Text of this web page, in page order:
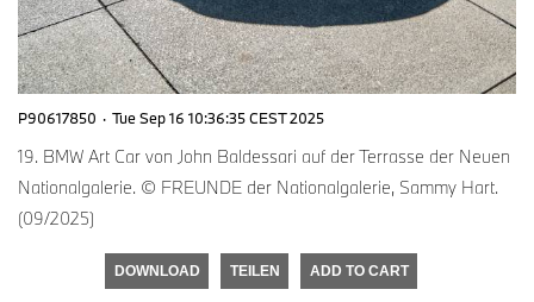
P90617850 · Tue Sep 16 10:36:35 CEST 2025
19. BMW Art Car von John Baldessari auf der Terrasse der Neuen
Nationalgalerie. © FREUNDE der Nationalgalerie, Sammy Hart.
(09/2025)
DOWNLOAD TEILEN ADD TO CART